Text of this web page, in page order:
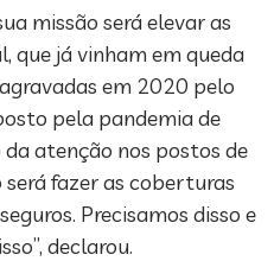
missão será elevar as
que já vinham em queda
em 2020 pelo
pela pandemia de
atenção nos postos de
será fazer as coberturas
Precisamos disso e
declarou.